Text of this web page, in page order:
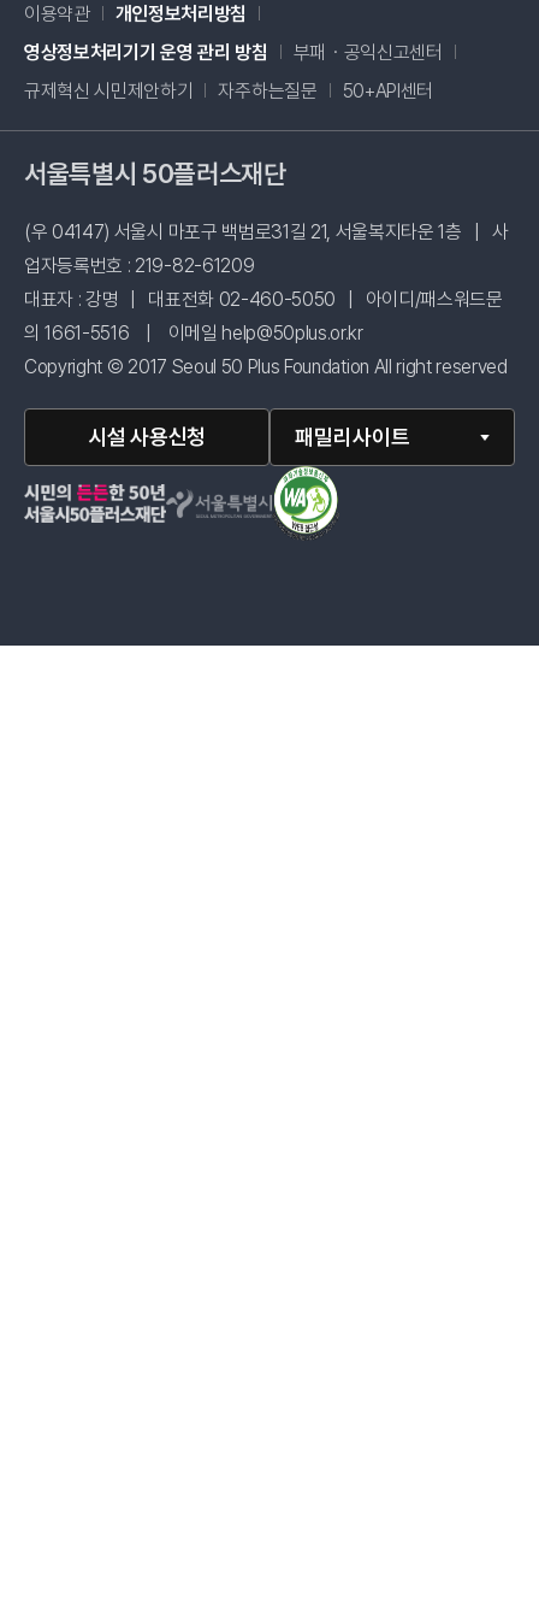
이용약관
개인정보처리방침
영상정보처리기기 운영 관리 방침
부패・공익신고센터 새창 열림
규제혁신 시민제안하기 새창 열림
자주하는질문 50+API센터
서울특별시 50플러스재단
(우 04147) 서울시 마포구 백범로31길 21, 서울복지타운 1층
사
업자등록번호 : 219-82-61209
대표자 : 강명
대표전화 02-460-5050
아이디/패스워드문
의 1661-5516
이메일 help@50plus.or.kr
Copyright © 2017 Seoul 50 Plus Foundation All right reserved
시설 사용신청 패밀리사이트